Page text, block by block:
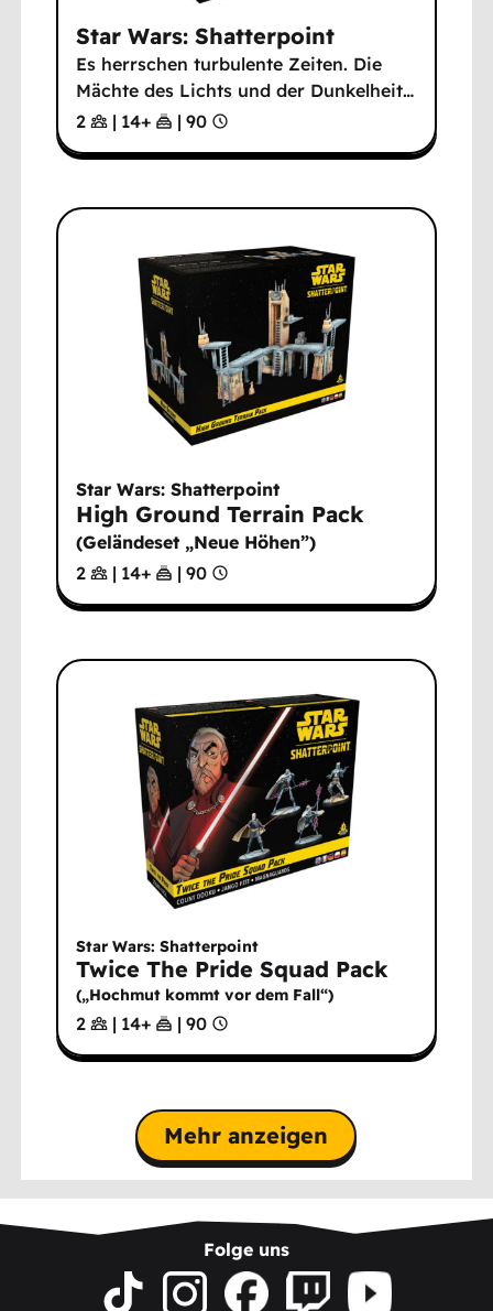
Star Wars: Shatterpoint
Es herrschen turbulente Zeiten. Die
Mächte des Lichts und der Dunkelheit…
2
| 14+ | 90
Star Wars: Shatterpoint
High Ground Terrain Pack
(Geländeset „Neue Höhen”)
2
| 14+ | 90
Star Wars: Shatterpoint
Twice The Pride Squad Pack
(„Hochmut kommt vor dem Fall“)
2 | 14+ | 90
Mehr anzeigen
Folge uns